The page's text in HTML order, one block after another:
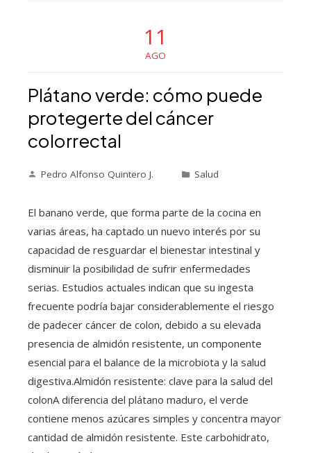
11
AGO
Plátano verde: cómo puede
protegerte del cáncer
colorrectal
Pedro Alfonso Quintero J. Salud
El banano verde, que forma parte de la cocina en
varias áreas, ha captado un nuevo interés por su
capacidad de resguardar el bienestar intestinal y
disminuir la posibilidad de sufrir enfermedades
serias. Estudios actuales indican que su ingesta
frecuente podría bajar considerablemente el riesgo
de padecer cáncer de colon, debido a su elevada
presencia de almidón resistente, un componente
esencial para el balance de la microbiota y la salud
digestiva.Almidón resistente: clave para la salud del
colonA diferencia del plátano maduro, el verde
contiene menos azúcares simples y concentra mayor
cantidad de almidón resistente. Este carbohidrato,